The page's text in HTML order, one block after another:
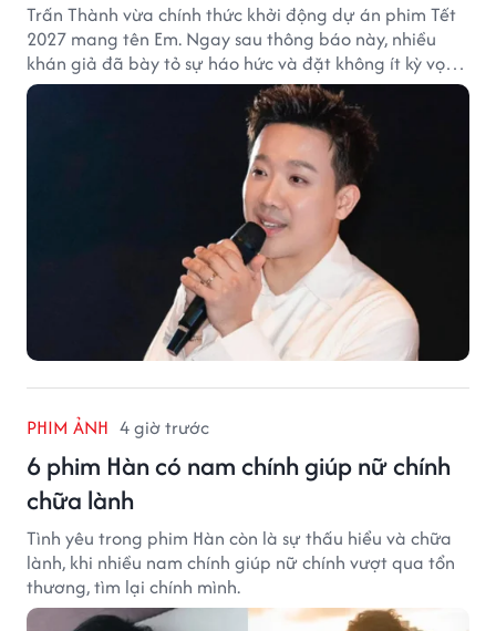
Trấn Thành vừa chính thức khởi động dự án phim Tết
2027 mang tên Em. Ngay sau thông báo này, nhiều
khán giả đã bày tỏ sự háo hức và đặt không ít kỳ vọng
vào bộ phim mới của Trấn Thành.
PHIM ẢNH 4 giờ trước
6 phim Hàn có nam chính giúp nữ chính
chữa lành
Tình yêu trong phim Hàn còn là sự thấu hiểu và chữa
lành, khi nhiều nam chính giúp nữ chính vượt qua tổn
thương, tìm lại chính mình.